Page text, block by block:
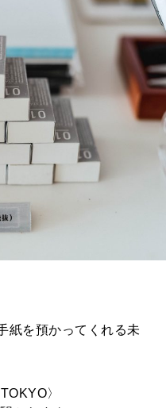
紙を預かってくれる未
〉